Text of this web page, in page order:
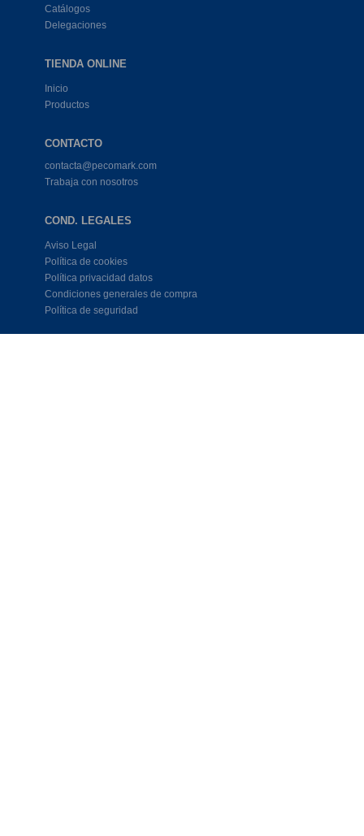
Catálogos
Delegaciones
TIENDA ONLINE
Inicio
Productos
CONTACTO
contacta@pecomark.com
Trabaja con nosotros
COND. LEGALES
Aviso Legal
Política de cookies
Política privacidad datos
Condiciones generales de compra
Política de seguridad